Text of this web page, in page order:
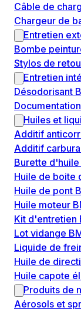
Câble de
Chargeur de
Entretien
Bombe
Stylos de
Entretien
Désodorisant
Huiles et
Additif
Additif
Burette d'huile
Huile de boite
Huile de pont
Huile moteur
Kit d'entretien
Lot vidange
Liquide de
Huile de
Huile capote
Produits de
Aérosols et